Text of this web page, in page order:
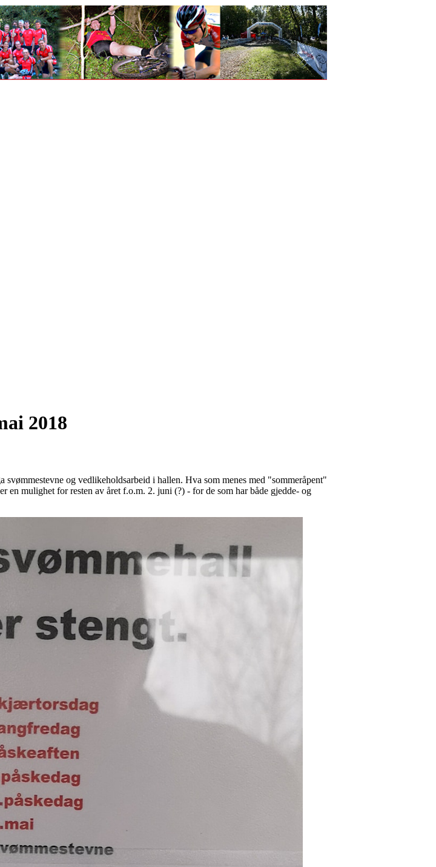
2018
og vedlikeholdsarbeid i hallen. Hva som menes med "sommeråpent"
en mulighet for resten av året f.o.m. 2. juni (?) - for de som har både gjedde- og